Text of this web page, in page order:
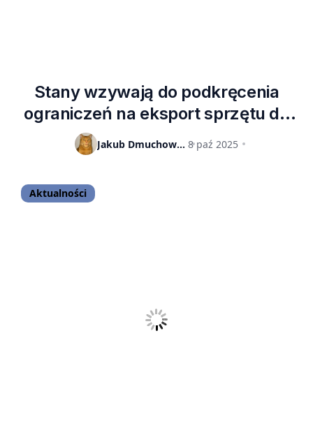
Stany wzywają do podkręcenia
ograniczeń na eksport sprzętu do
produkcji półprzewodników do Chin
Jakub Dmuchowski 8 paź 2025
Aktualności